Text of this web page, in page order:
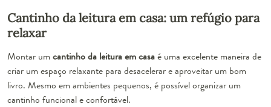
Cantinho da leitura em casa: um refúgio para
relaxar
Montar umcantinho da leitura em casaé uma excelente maneira de
criar um espaço relaxante para desacelerar e aproveitar um bom
livro. Mesmo em ambientes pequenos, é possível organizar um
cantinho funcional e confortável.